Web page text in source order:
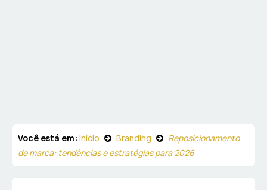
Você está em: Início Branding
Reposicionamento
de marca: tendências e estratégias para 2026